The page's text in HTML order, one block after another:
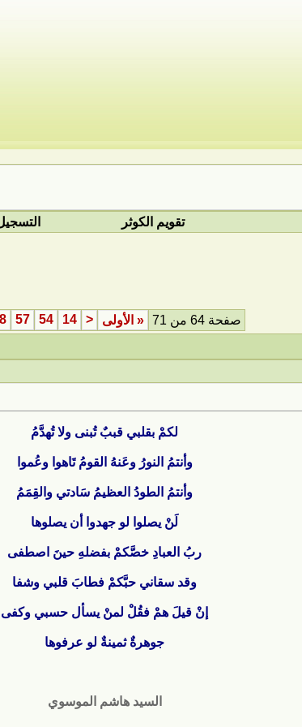
تقويم الكوثر
صفحة 64 من 71 « الأولى <
14
54
57
لكمْ بقلبي قببٌ تُبنى ولا تُهدَّمُ
وأنتمُ النورُ وعَنهُ القومُ تَاهوا وعُموا
وأنتمُ الطودُ العظيمُ سَادتي والقِمَمُ
لَنْ يصلوا لو جهدوا أن يصلوها
ربُ العبادِ خصَّكمْ بفضلهِ حينَ اصطفى
وقد سقاني حبَّكمْ فطابَ قلبي وشفا
إنْ قيلَ همْ فقُلْ لمنْ يسأل حسبي وكفى
جوهرةٌ ثمينةٌ لو عرفوها
السيد هاشم الموسوي